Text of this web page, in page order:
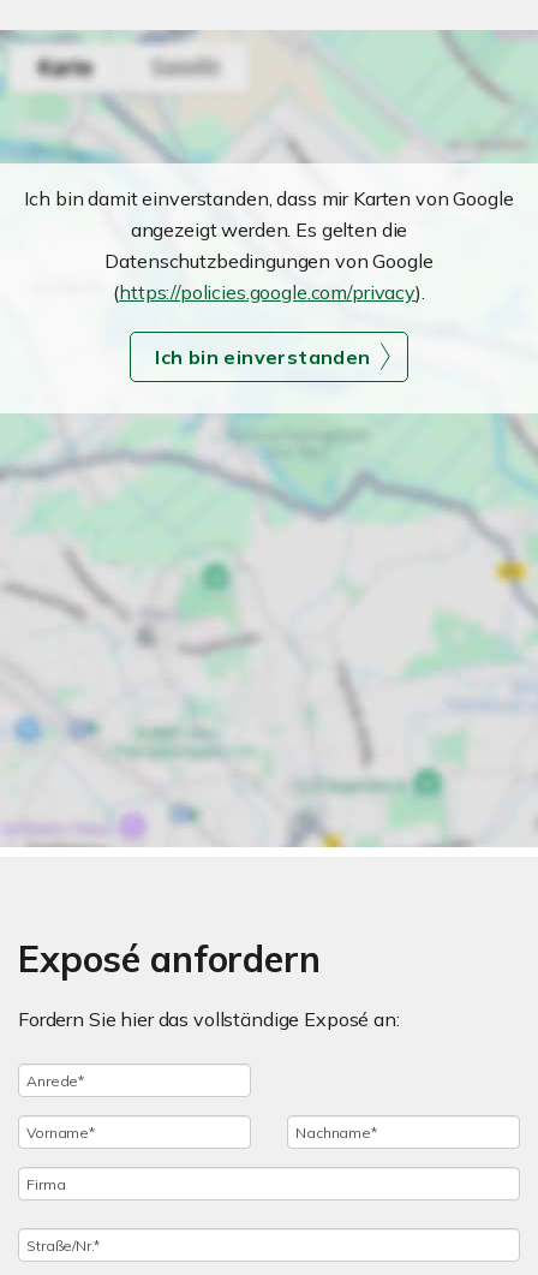
Ich bin damit einverstanden, dass mir Karten von Google
angezeigt werden. Es gelten die
Datenschutzbedingungen von Google
(https://policies.google.com/privacy).
Ich bin einverstanden
Exposé anfordern
Fordern Sie hier das vollständige Exposé an: